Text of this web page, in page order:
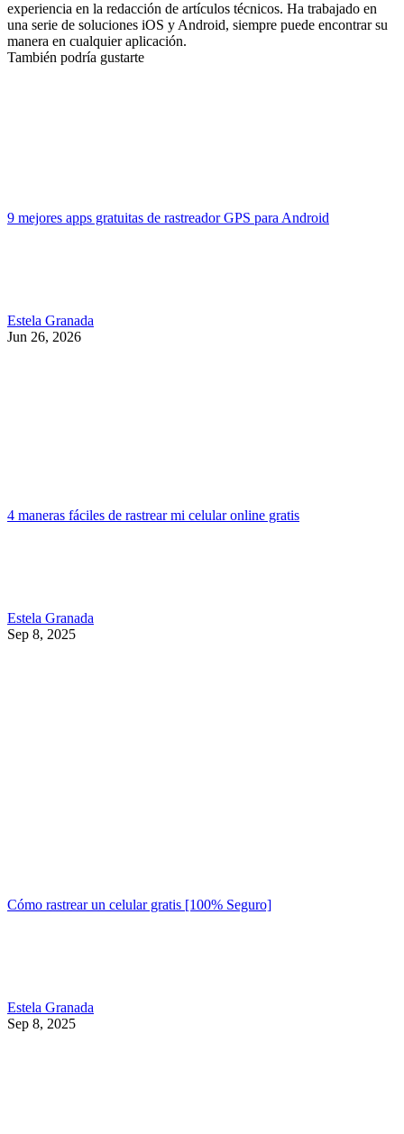
experiencia en la redacción de artículos técnicos. Ha trabajado en
una serie de soluciones iOS y Android, siempre puede encontrar su
manera en cualquier aplicación.
También podría gustarte
9 mejores apps gratuitas de rastreador GPS para Android
Estela Granada
Jun 26, 2026
4 maneras fáciles de rastrear mi celular online gratis
Estela Granada
Sep 8, 2025
Cómo rastrear un celular gratis [100% Seguro]
Estela Granada
Sep 8, 2025